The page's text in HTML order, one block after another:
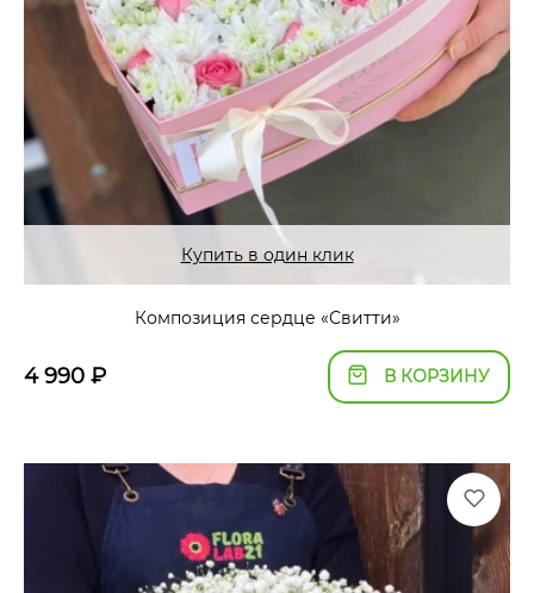
Купить в один клик
Композиция сердце «Свитти»
4 990 ₽ В КОРЗИНУ